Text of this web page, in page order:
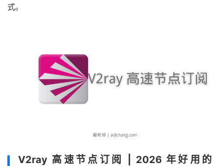
式。
V2ray 高速节点订阅 | 2026 年好用的